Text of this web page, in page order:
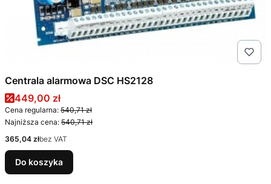
Centrala alarmowa DSC HS2128
Cena promocyjna
449,00 zł
Cena regularna: 540,71 zł
Najniższa cena: 540,71 zł
Cena
365,04 złbez VAT
Do koszyka